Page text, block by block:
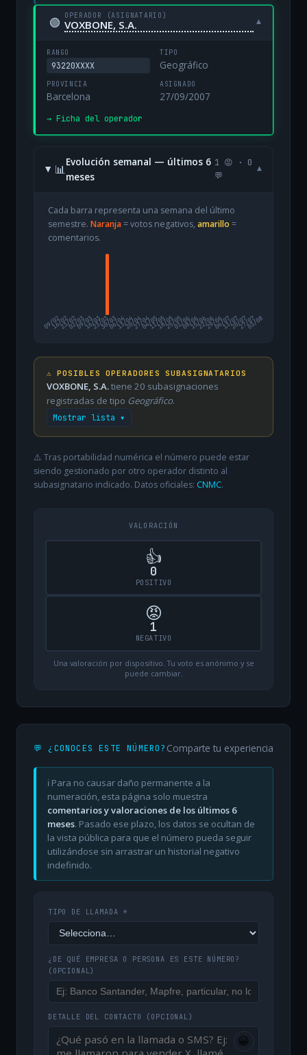
🟢 OPERADOR (ASIGNATARIO)
VOXBONE, S.A. ▾
RANGO
93220XXXX
TIPO
Geográfico
PROVINCIA
Barcelona
ASIGNADO
27/09/2007
→ Ficha del operador
📊
Evolución semanal — últimos 6
meses
1 😡 · 0
💬
▾
Cada barra representa una semana del último
semestre. Naranja= votos negativos, amarillo =
comentarios.
09/02
16/0223/0202/0309/0316/0323/0330/0306/0413/0420/0427/0404/0511/0518/0525/0501/0608/0615/0622/0629/0606/0713/0720/0727/07
03/08
⚠️ POSIBLES OPERADORES SUBASIGNATARIOS
VOXBONE, S.A.tiene 20 subasignaciones
registradas de tipo Geográfico.
Mostrar lista ▾
⚠️ Tras portabilidad numérica el número puede estar
siendo gestionado por otro operador distinto al
subasignatario indicado. Datos oficiales: CNMC.
VALORACIÓN
👍
0
POSITIVO
😡
1
NEGATIVO
Una valoración por dispositivo. Tu voto es anónimo y se
puede cambiar.
💬 ¿CONOCES ESTE NÚMERO? Comparte tu experiencia
ℹ️ Para no causar daño permanente a la
numeración, esta página solo muestra
comentarios y valoraciones de los últimos 6
meses. Pasado ese plazo, los datos se ocultan de
la vista pública para que el número pueda seguir
utilizándose sin arrastrar un historial negativo
indefinido.
TIPO DE LLAMADA *
¿DE QUÉ EMPRESA O PERSONA ES ESTE NÚMERO?
(OPCIONAL)
DETALLE DEL CONTACTO (OPCIONAL)
😀